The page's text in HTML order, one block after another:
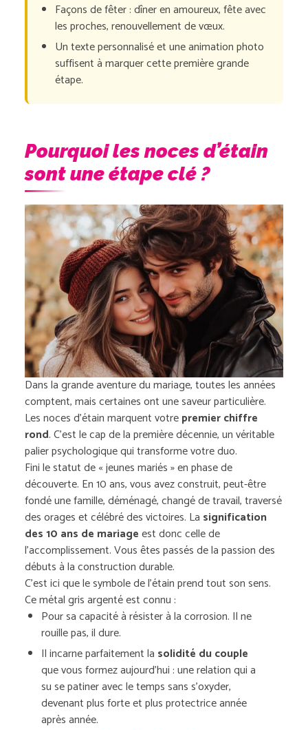
Façons de fêter : dîner en amoureux, fête avec
les proches, renouvellement de vœux.
Un texte personnalisé et une animation photo
suffisent à marquer cette première grande
étape.
Pourquoi les noces d’étain
sont une étape clé ?
Dans la grande aventure du mariage, toutes les années
comptent, mais certaines ont une saveur particulière.
Les noces d’étain marquent votrepremier chiffre
rond. C’est le cap de la première décennie, un véritable
palier psychologique qui transforme votre duo.
Fini le statut de « jeunes mariés » en phase de
découverte. En 10 ans, vous avez construit, peut-être
fondé une famille, déménagé, changé de travail, traversé
des orages et célébré des victoires. La signification
des 10 ans de mariageest donc celle de
l’accomplissement. Vous êtes passés de la passion des
débuts à la construction durable.
C’est ici que le symbole de l’étain prend tout son sens.
Ce métal gris argenté est connu :
Pour sa capacité à résister à la corrosion. Il ne
rouille pas, il dure.
Il incarne parfaitement la solidité du couple
que vous formez aujourd’hui : une relation qui a
su se patiner avec le temps sans s’oxyder,
devenant plus forte et plus protectrice année
après année.